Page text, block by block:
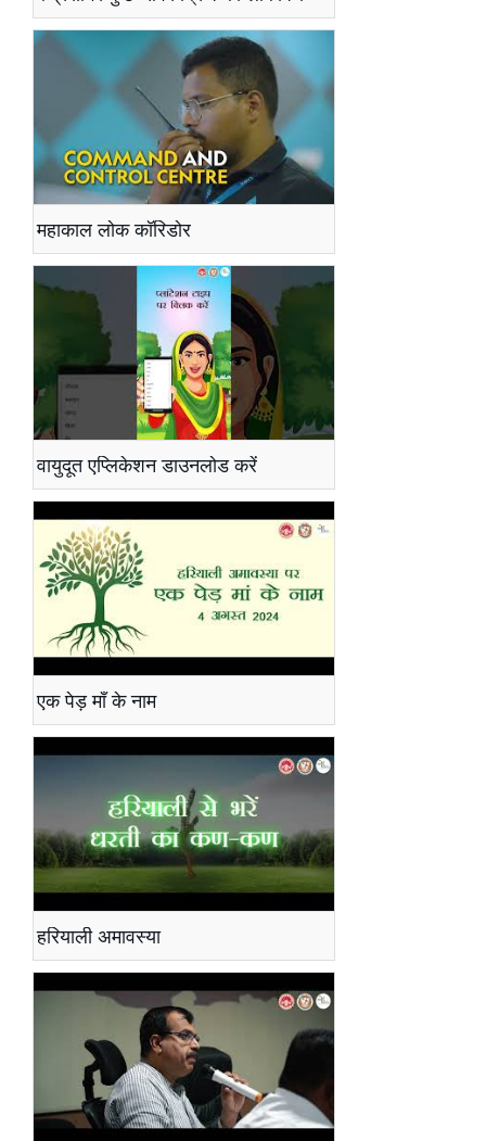
महाकाल लोक कॉरिडोर
वायुदूत एप्लिकेशन डाउनलोड करें
एक पेड़ माँ के नाम
हरियाली अमावस्या